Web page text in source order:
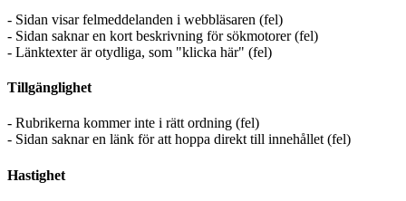
- Sidan visar felmeddelanden i webbläsaren (fel)
- Sidan saknar en kort beskrivning för sökmotorer (fel)
- Länktexter är otydliga, som "klicka här" (fel)
Tillgänglighet
- Rubrikerna kommer inte i rätt ordning (fel)
- Sidan saknar en länk för att hoppa direkt till innehållet (fel)
Hastighet